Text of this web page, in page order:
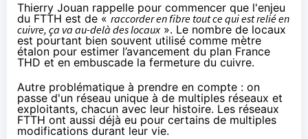
Thierry Jouan rappelle pour commencer que l'enjeu
du FTTH est de «raccorder en fibre tout ce qui est relié en
cuivre, ça va au-delà des locaux». Le nombre de locaux
est pourtant bien souvent utilisé comme mètre
étalon pour estimer l’avancement du plan France
THD et en embuscade la fermeture du cuivre.
Autre problématique à prendre en compte : on
passe d'un réseau unique à de multiples réseaux et
exploitants, chacun avec leur histoire. Les réseaux
FTTH ont aussi déjà eu pour certains de multiples
modifications durant leur vie.